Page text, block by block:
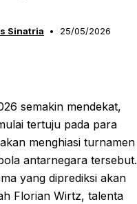
Sinatria 25/05/2026
semakin mendekat,
tertuju pada para
menghiasi turnamen
antarnegara tersebut.
yang diprediksi akan
Florian Wirtz, talenta